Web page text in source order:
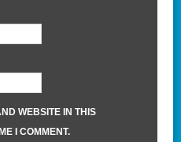
WEBSITE IN THIS
I COMMENT.